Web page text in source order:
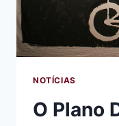
NOTÍCIAS
O Plano